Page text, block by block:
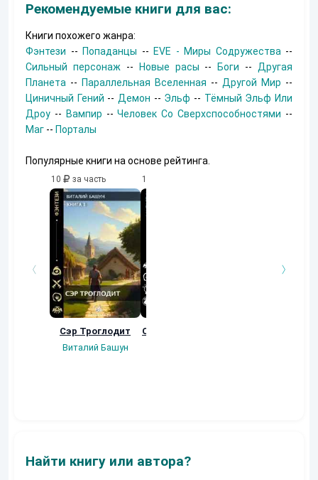
Рекомендуемые книги для вас:
Книги похожего жанра:
Фэнтези -- Попаданцы -- EVE - Миры Содружества --
Сильный персонаж-- Новые расы -- Боги -- Другая
Планета -- Параллельная Вселенная -- Другой Мир --
Циничный Гений -- Демон -- Эльф -- Тёмный Эльф Или
Дроу -- Вампир --Человек Со Сверхспособностями --
Маг -- Порталы
Популярные книги на основе рейтинга.
10 за часть
Сэр Троглодит
Виталий Башун
10
Осколки прошлого
Найти книгу или автора?